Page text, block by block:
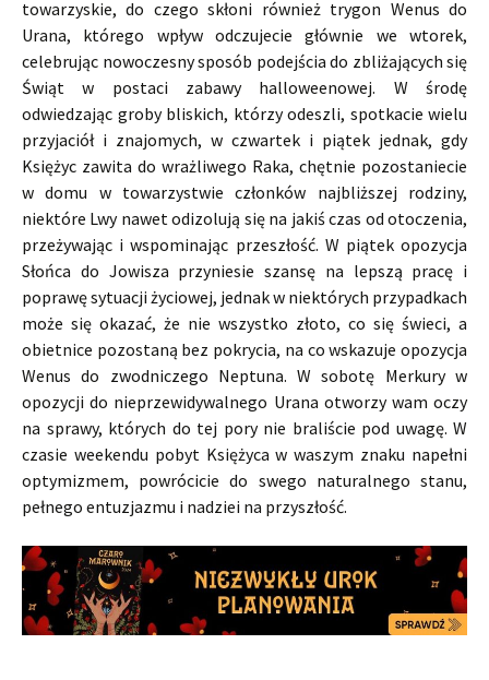
towarzyskie, do czego skłoni również trygon Wenus do
Urana, którego wpływ odczujecie głównie we wtorek,
celebrując nowoczesny sposób podejścia do zbliżających się
Świąt w postaci zabawy halloweenowej. W środę
odwiedzając groby bliskich, którzy odeszli, spotkacie wielu
przyjaciół i znajomych, w czwartek i piątek jednak, gdy
Księżyc zawita do wrażliwego Raka, chętnie pozostaniecie
w domu w towarzystwie członków najbliższej rodziny,
niektóre Lwy nawet odizolują się na jakiś czas od otoczenia,
przeżywając i wspominając przeszłość. W piątek opozycja
Słońca do Jowisza przyniesie szansę na lepszą pracę i
poprawę sytuacji życiowej, jednak w niektórych przypadkach
może się okazać, że nie wszystko złoto, co się świeci, a
obietnice pozostaną bez pokrycia, na co wskazuje opozycja
Wenus do zwodniczego Neptuna. W sobotę Merkury w
opozycji do nieprzewidywalnego Urana otworzy wam oczy
na sprawy, których do tej pory nie braliście pod uwagę. W
czasie weekendu pobyt Księżyca w waszym znaku napełni
optymizmem, powrócicie do swego naturalnego stanu,
pełnego entuzjazmu i nadziei na przyszłość.